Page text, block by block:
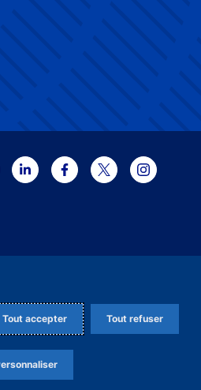
Tout accepter Tout refuser